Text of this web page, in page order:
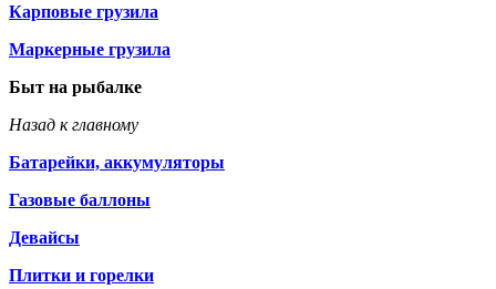
Карповые грузила
Маркерные грузила
Быт на рыбалке
Назад к главному
Батарейки, аккумуляторы
Газовые баллоны
Девайсы
Плитки и горелки